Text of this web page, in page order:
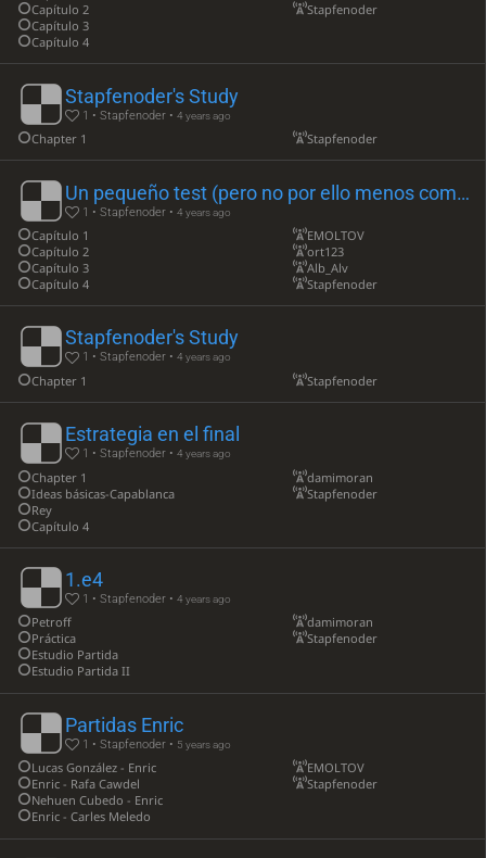
Capítulo 2
Capítulo 3
Capítulo 4
Stapfenoder
Stapfenoder's Study
1 • Stapfenoder •4 years ago
Chapter 1 Stapfenoder
Un pequeño test (pero no por ello menos complejo)
1 • Stapfenoder •4 years ago
Capítulo 1
Capítulo 2
Capítulo 3
Capítulo 4
EMOLTOV
ort123
Alb_Alv
Stapfenoder
Stapfenoder's Study
1 • Stapfenoder •4 years ago
Chapter 1 Stapfenoder
Estrategia en el final
1 • Stapfenoder •4 years ago
Chapter 1
Ideas básicas-Capablanca
Rey
Capítulo 4
damimoran
Stapfenoder
1.e4
1 • Stapfenoder •4 years ago
Petroff
Práctica
Estudio Partida
Estudio Partida II
damimoran
Stapfenoder
Partidas Enric
1 • Stapfenoder • 5 years ago
Lucas González - Enric
Enric - Rafa Cawdel
Nehuen Cubedo - Enric
Enric - Carles Meledo
EMOLTOV
Stapfenoder